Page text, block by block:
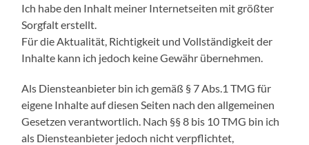
Ich habe den Inhalt meiner Internetseiten mit größter
Sorgfalt erstellt.
Für die Aktualität, Richtigkeit und Vollständigkeit der
Inhalte kann ich jedoch keine Gewähr übernehmen.
Als Diensteanbieter bin ich gemäß § 7 Abs.1 TMG für
eigene Inhalte auf diesen Seiten nach den allgemeinen
Gesetzen verantwortlich. Nach §§ 8 bis 10 TMG bin ich
als Diensteanbieter jedoch nicht verpflichtet,